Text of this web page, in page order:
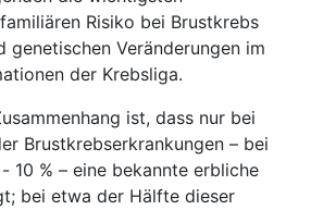
Risiko bei Brustkrebs
genetischen Veränderungen im
der Krebsliga.
ist, dass nur bei
Brustkrebserkrankungen – bei
10 % – eine bekannte erbliche
bei etwa der Hälfte dieser